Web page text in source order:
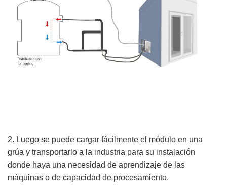
2. Luego se puede cargar fácilmente el módulo en una
grúa y transportarlo a la industria para su instalación
donde haya una necesidad de aprendizaje de las
máquinas o de capacidad de procesamiento.